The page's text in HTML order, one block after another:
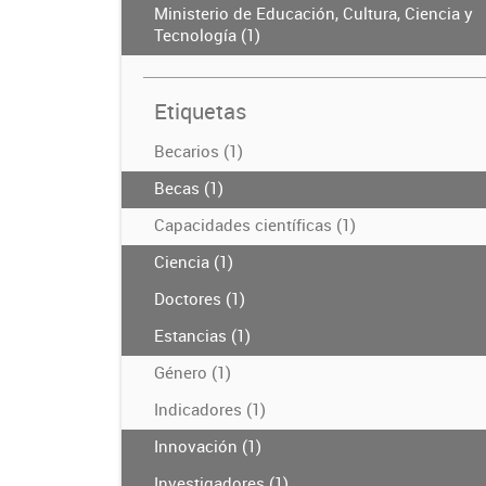
Ministerio de Educación, Cultura, Ciencia y
Tecnología (1)
Etiquetas
Becarios (1)
Becas (1)
Capacidades científicas (1)
Ciencia (1)
Doctores (1)
Estancias (1)
Género (1)
Indicadores (1)
Innovación (1)